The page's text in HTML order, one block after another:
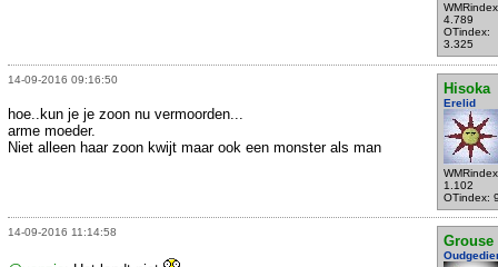
4.789
OTindex:
3.325
14-09-2016 09:16:50
Hisoka
Erelid
1.102
OTindex:
hoe..kun je je zoon nu vermoorden...
arme moeder.
Niet alleen haar zoon kwijt maar ook een monster als man
14-09-2016 11:14:58
Grouse